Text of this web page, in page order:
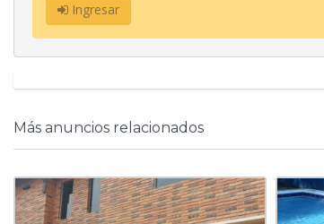
Ingresar
Más anuncios relacionados